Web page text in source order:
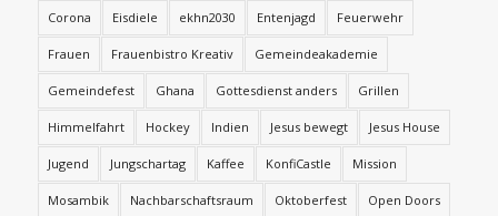
Corona Eisdiele ekhn2030 Entenjagd Feuerwehr
Frauen Frauenbistro Kreativ Gemeindeakademie
Gemeindefest Ghana Gottesdienst anders Grillen
Himmelfahrt Hockey Indien Jesus bewegt Jesus House
Jugend Jungschartag Kaffee KonfiCastle Mission
Mosambik Nachbarschaftsraum Oktoberfest Open Doors